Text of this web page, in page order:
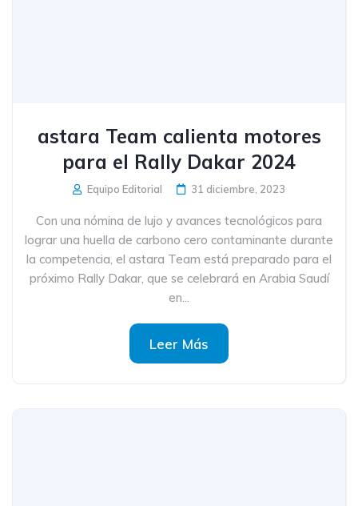
astara Team calienta motores
para el Rally Dakar 2024
Equipo Editorial 31 diciembre, 2023
Con una nómina de lujo y avances tecnológicos para
lograr una huella de carbono cero contaminante durante
la competencia, el astara Team está preparado para el
próximo Rally Dakar, que se celebrará en Arabia Saudí
en...
Leer Más